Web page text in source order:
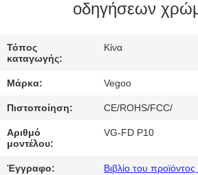
ΕΡΓΟΣΤΑΣΊΟΥ
ΈΛΕΓΧΟΣ
ΠΟΙΌΤΗΤΑΣ
ΕΠΙΚΟΙΝΩΝΉΣΤΕ
ΜΑΖΊ
ΜΑΣ
οδηγήσεων
Τόπος
καταγωγής:
Κίνα
Μάρκα: Vegoo
Πιστοποίηση: CE/ROHS/FCC/
Αριθμό
μοντέλου:
VG-FD P10
Έγγραφο: Βιβλίο του